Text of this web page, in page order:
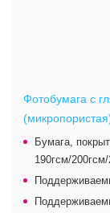
Фотобумага с
Бумага,
190гсм/